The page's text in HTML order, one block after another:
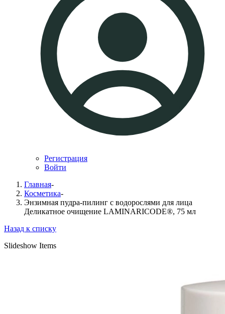
Регистрация
Войти
Главная-
Косметика-
Энзимная пудра-пилинг с водорослями для лица
Деликатное очищение LAMINARICODE®, 75 мл
Назад к списку
Slideshow Items